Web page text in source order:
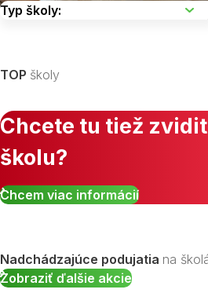
Zobraziť všetky študijné odbory »
TOP školy
Chcete tu tiež
školu?
Chcem viac informácií
Nadchádzajúce podujatia na
Zobraziť ďalšie akcie